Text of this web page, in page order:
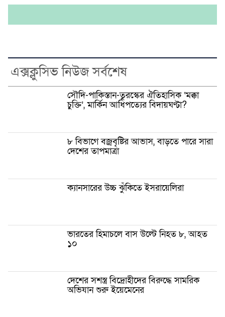
এক্সক্লুসিভ নিউজ সর্বশেষ
সৌদি-পাকিস্তান-তুরস্কের ঐতিহাসিক ‘মক্কা
চুক্তি’, মার্কিন আধিপত্যের বিদায়ঘণ্টা?
৮ বিভাগে বজ্রবৃষ্টির আভাস, বাড়তে পারে সারা
দেশের তাপমাত্রা
ক্যানসারের উচ্চ ঝুঁকিতে ইসরায়েলিরা
ভারতের হিমাচলে বাস উল্টে নিহত ৮, আহত
১০
দেশের সশস্ত্র বিদ্রোহীদের বিরুদ্ধে সামরিক
অভিযান শুরু ইয়েমেনের